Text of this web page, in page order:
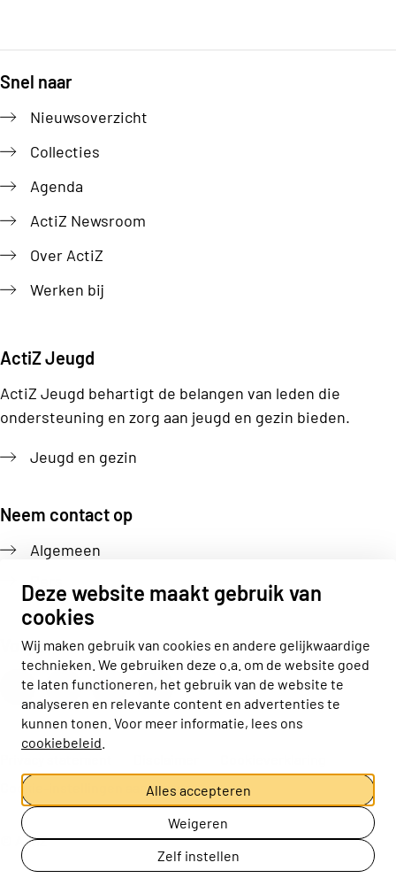
Deze website maakt gebruik van
cookies
Wij maken gebruik van cookies en andere gelijkwaardige
technieken. We gebruiken deze o.a. om de website goed
te laten functioneren, het gebruik van de website te
analyseren en relevante content en advertenties te
kunnen tonen. Voor meer informatie, lees ons
cookiebeleid
Alles accepteren
Weigeren
Zelf instellen
Snel naar
Nieuwsoverzicht
Collecties
Agenda
ActiZ Newsroom
Over ActiZ
Werken bij
ActiZ Jeugd
ActiZ Jeugd behartigt de belangen van leden die
ondersteuning en zorg aan jeugd en gezin bieden.
Jeugd en gezin
Neem contact op
Algemeen
Pers
Volg ons
Actiz linkedin
Actiz instagram
Actiz youtube
Actiz facebook
Cookie-instellingen aanpassen
© ActiZ